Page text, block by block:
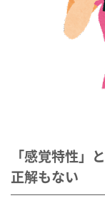
「感覚特性」
正解もない